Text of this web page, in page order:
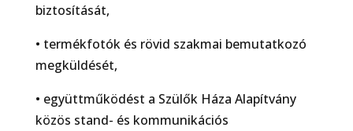
biztosítását,
• termékfotók és rövid szakmai bemutatkozó
megküldését,
• együttműködést a Szülők Háza Alapítvány
közös stand- és kommunikációs